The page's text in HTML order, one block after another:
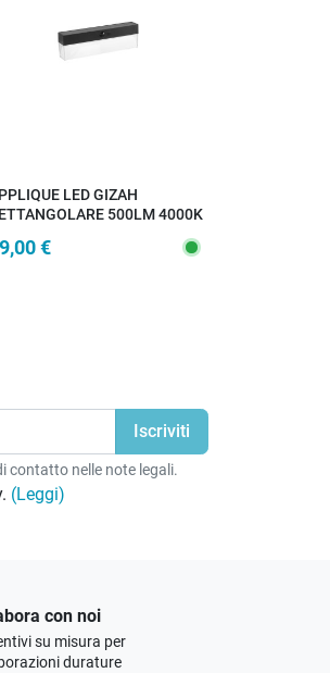
LED GIZAH
500LM 4000K
IP54
€
contatto nelle note legali.
(Leggi)
con noi
su misura per
durature